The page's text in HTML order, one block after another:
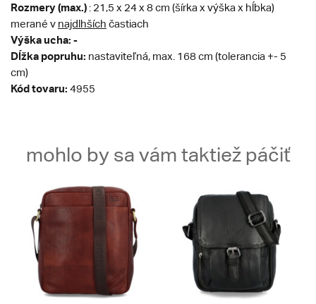
Rozmery (max.) : 21,5 x 24 x 8 cm (šírka x výška x hĺbka)
merané v najdlhších častiach
Výška ucha: -
Dĺžka popruhu: nastaviteľná, max. 168 cm (tolerancia +- 5
cm)
Kód tovaru: 4955
mohlo by sa vám taktiež páčiť